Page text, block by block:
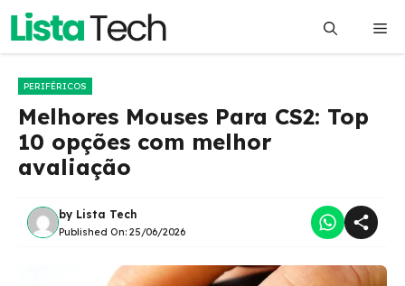
Pular
o
PERIFÉRICOS
Melhores Mouses Para CS2: Top
10 opções com melhor
avaliação
by Lista Tech
Published On: 25/06/2026